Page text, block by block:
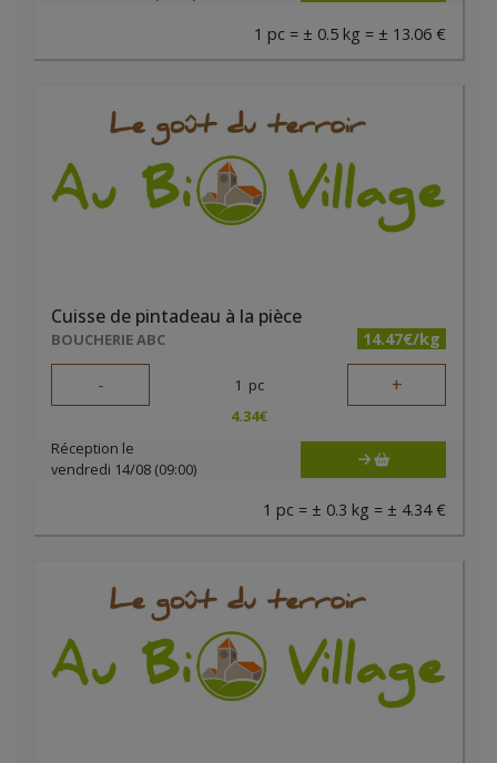
1 pc = ± 0.5 kg = ± 13.06 €
Cuisse de pintadeau à la pièce
BOUCHERIE ABC 14.47€/kg
- 1 pc +
4.34€
Réception le
vendredi 14/08 (09:00)
1 pc = ± 0.3 kg = ± 4.34 €